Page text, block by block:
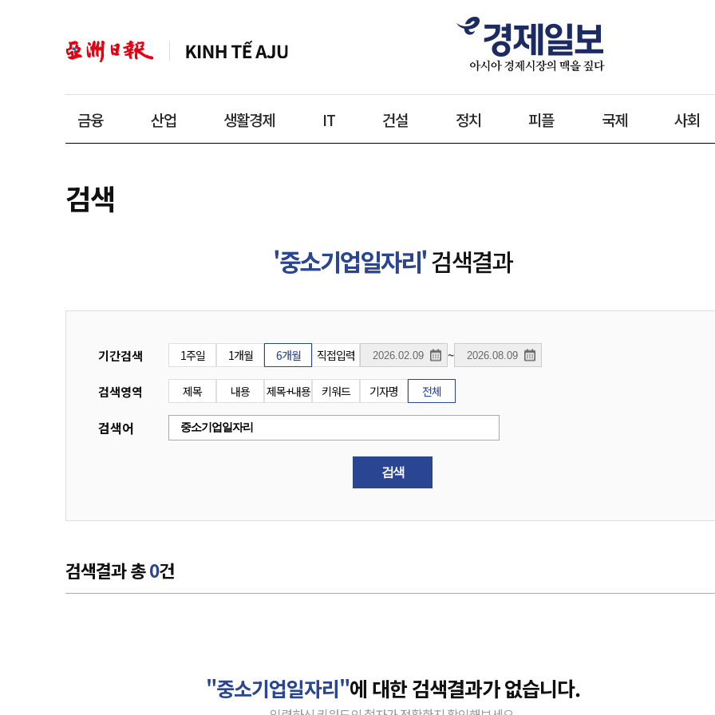
금융 산업 생활경제 IT 건설 정치 피플 국제 사회
검색
'중소기업일자리'검색결과
기간검색 1주일 1개월 6개월 직접입력 ~
검색영역 제목 내용 제목+내용 키워드 기자명 전체
검색어
검색
검색결과 총0건
"중소기업일자리"에 대한 검색결과가 없습니다.